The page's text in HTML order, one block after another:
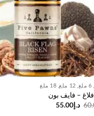
– فايف بون
السعر
الأصلي
د.إ55.00